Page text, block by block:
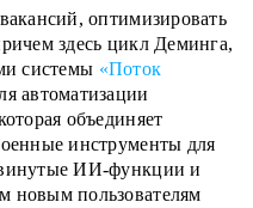
оптимизировать
здесь цикл Деминга,
системы «Поток
автоматизации
объединяет
инструменты для
ИИ-функции и
новым пользователям